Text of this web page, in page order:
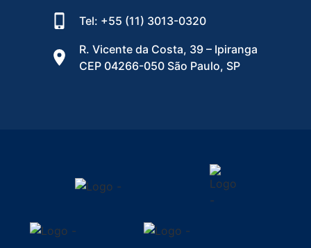
Tel: +55 (11) 3013-0320
R. Vicente da Costa, 39 – Ipiranga
CEP 04266-050 São Paulo, SP